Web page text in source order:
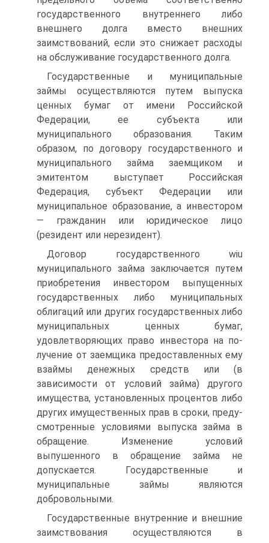
государственного внутреннего либо
внешне­го долга вместо внешних
заимствований, если это снижает расходы
на обслуживание государственного долга.
Государственные и муниципальные
займы осуществляются пу­тем выпуска
ценных бумаг от имени Российской
Федерации, ее субъекта или
муниципального образования. Таким
образом, по до­говору государственного и
муниципального займа заемщиком и
эмитентом выступает Российская
Федерация, субъект Федерации или
муниципальное образование, а инвестором
— гражданин или юридическое лицо
(резидент или нерезидент).
Договор государственного wiu
муниципального займа заключается путем
приобретения инвестором выпущенных
государственных либо муниципальных
облигаций или других государственных либо
муни­ципальных ценных бумаг,
удовлетворяющих право инвестора на по­
лучение от заемщика предоставленных ему
взаймы денежных средств или (в
зависимости от условий займа) другого
имущества, установ­ленных процентов либо
других имущественных прав в сроки, преду­
смотренные условиями выпуска займа в
обращение. Изменение ус­ловий
выпушенного в обращение займа не
допускается. Государст­венные и
муниципальные займы являются
добровольными.
Государственные внутренние и внешние
заимствования осуще­ствляются в